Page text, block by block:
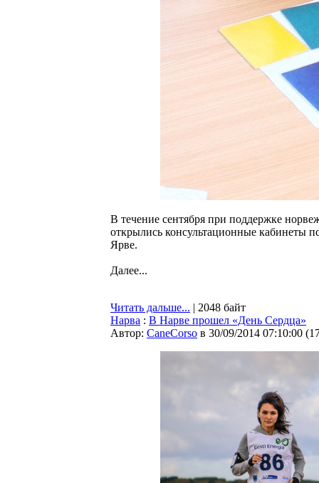
В течение сентября при поддержке
открылись консультационные кабинеты
Ярве.
Далее...
Читать дальше... | 2048 байт
Нарва : В Нарве прошел «День Сердца»
Автор: CaneCorso в 30/09/2014 07:10:00 (